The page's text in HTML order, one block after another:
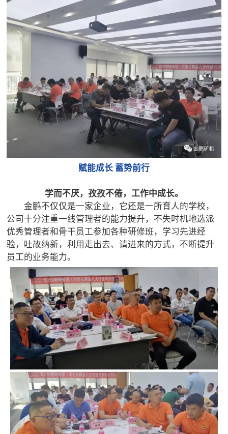
赋能成长 蓄势前行
学而不厌，孜孜不倦，工作中成长。
金鹏不仅仅是一家企业，它还是一所育人的学校，
公司十分注重一线管理者的能力提升，不失时机地选派
优秀管理者和骨干员工参加各种研修班，学习先进经
验，吐故纳新，利用走出去、请进来的方式，不断提升
员工的业务能力。
 矿山设计院
 选矿实验室
 关于金鹏
发展历程
企业文化
专家团队
 联系我们